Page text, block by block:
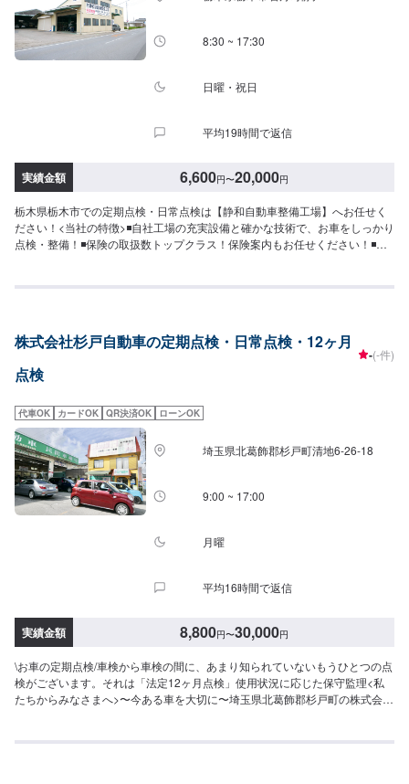
8:30 ~ 17:30
日曜・祝日
平均19時間で返信
実績金額 6,600円〜20,000円
栃木県栃木市での定期点検・日常点検は【静和自動車整備工場】へお任せく
ださい！<当社の特徴>◾自社工場の充実設備と確かな技術で、お車をしっかり
点検・整備！◾保険の取扱数トップクラス！保険案内もお任せください！◾車
お時間があまり取れない…などのご相談もお気軽にどうぞ！【1】オファーに
ります。納期は前後する場合がございます。予めご了承ください。-----代車に
ついて-----代車をご用意しています。お車の作業中は代車をご利用ください。
※代車の燃料代はお客様にご負担いただいております。-----ご来店時の注意、
前の空いているスペースに駐車してください。受付はスタッフへ「メンテモ
で予約しました」とお伝えください。ご案内いたします。【定休日・営業時
間】定休日：日曜日、祝日営業時間：8:30~17:30
株式会社杉戸自動車の定期点検・日常点検・12ヶ月
点検
-(-件)
代車OK カードOK QR決済OK ローンOK
埼玉県北葛飾郡杉戸町清地6-26-18
9:00 ~ 17:00
月曜
平均16時間で返信
実績金額 8,800円〜30,000円
\お車の定期点検/車検から車検の間に、あまり知られていないもうひとつの点
検がございます。それは「法定12ヶ月点検」使用状況に応じた保守監理<私
たちからみなさまへ>〜今ある車を大切に〜埼玉県北葛飾郡杉戸町の株式会社
性等を保証するものではありません。したがって、使用者は、日常点検整備